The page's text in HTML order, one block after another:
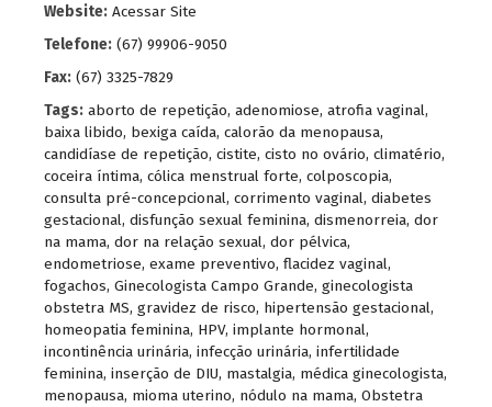
Website: Acessar Site
Telefone: (67) 99906-9050
Fax: (67) 3325-7829
Tags: aborto de repetição, adenomiose, atrofia vaginal,
baixa libido, bexiga caída, calorão da menopausa,
candidíase de repetição, cistite, cisto no ovário, climatério,
coceira íntima, cólica menstrual forte, colposcopia,
consulta pré-concepcional, corrimento vaginal, diabetes
gestacional, disfunção sexual feminina, dismenorreia, dor
na mama, dor na relação sexual, dor pélvica,
endometriose, exame preventivo, flacidez vaginal,
fogachos, Ginecologista Campo Grande, ginecologista
obstetra MS, gravidez de risco, hipertensão gestacional,
homeopatia feminina, HPV, implante hormonal,
incontinência urinária, infecção urinária, infertilidade
feminina, inserção de DIU, mastalgia, médica ginecologista,
menopausa, mioma uterino, nódulo na mama, Obstetra